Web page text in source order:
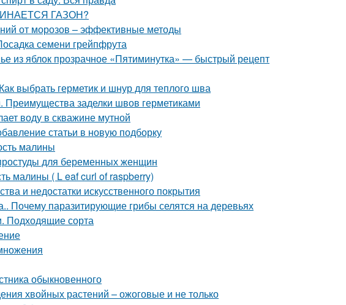
ГАЗОН?
от морозов – эффективные методы
семени грейпфрута
из яблок прозрачное «Пятиминутка» — быстрый рецепт
выбрать герметик и шнур для теплого шва
заделки швов герметиками
воду в скважине мутной
статьи в новую подборку
малины
для беременных женщин
малины ( L eaf curl of raspberry)
и недостатки искусственного покрытия
Почему паразитирующие грибы селятся на деревьях
Подходящие сорта
обыкновенного
хвойных растений – ожоговые и не только